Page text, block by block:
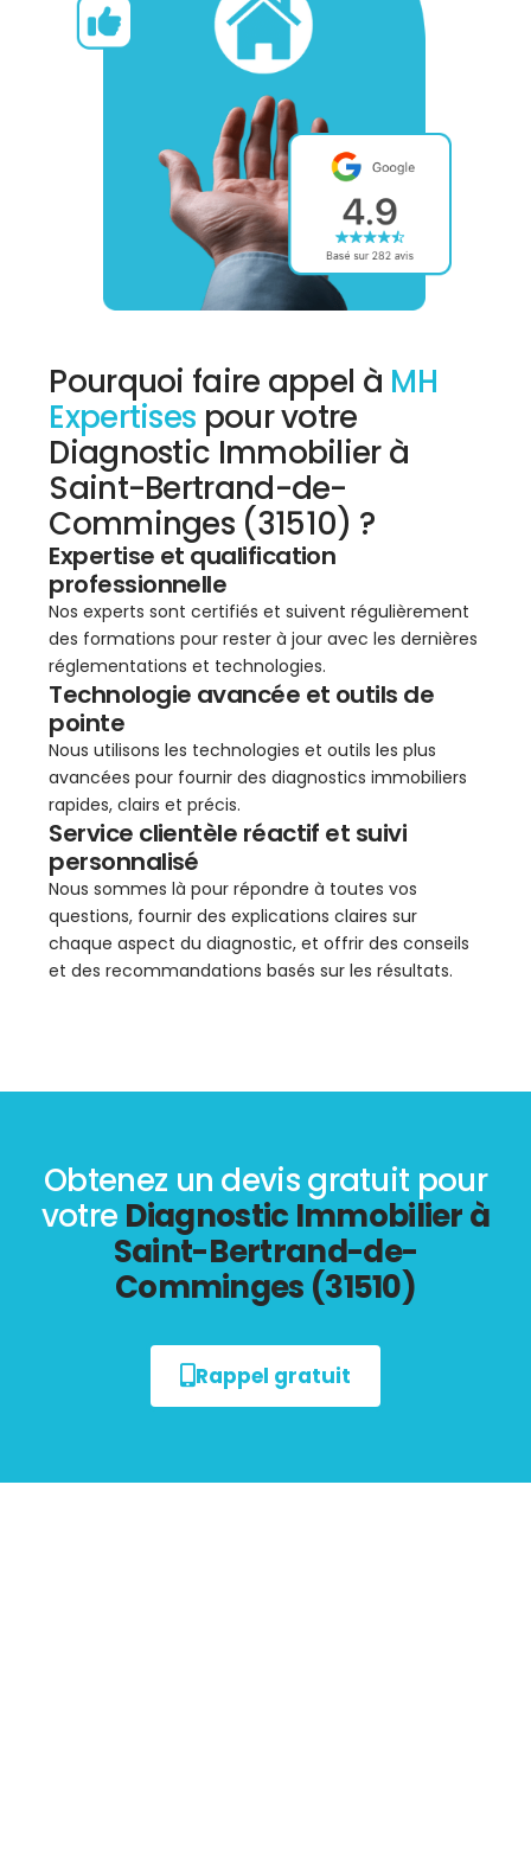
Pourquoi faire appel à MH
Expertises pour votre
Diagnostic Immobilier à
Saint-Bertrand-de-
Comminges (31510) ?
Expertise et qualification
professionnelle
Nos experts sont certifiés et suivent régulièrement
des formations pour rester à jour avec les dernières
réglementations et technologies.
Technologie avancée et outils de
pointe
Nous utilisons les technologies et outils les plus
avancées pour fournir des diagnostics immobiliers
rapides, clairs et précis.
Service clientèle réactif et suivi
personnalisé
Nous sommes là pour répondre à toutes vos
questions, fournir des explications claires sur
chaque aspect du diagnostic, et offrir des conseils
et des recommandations basés sur les résultats.
Obtenez un devis gratuit pour
votre Diagnostic Immobilier à
Saint-Bertrand-de-
Comminges (31510)
Rappel gratuit